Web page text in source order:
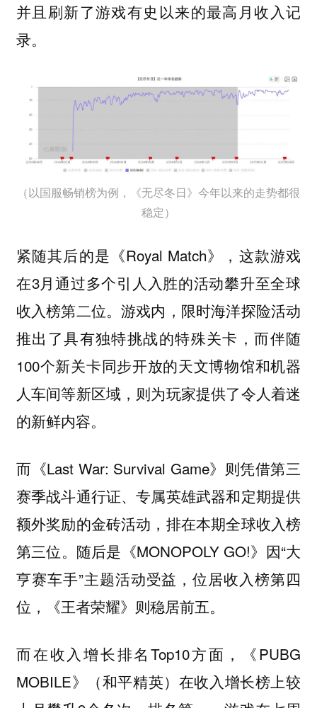
并且刷新了游戏有史以来的最高月收入记
录。
（以国服畅销榜为例，《无尽冬日》今年以来的走势都很
稳定）
紧随其后的是《Royal Match》，这款游戏
在3月通过多个引人入胜的活动攀升至全球
收入榜第二位。游戏内，限时海洋探险活动
推出了具有独特挑战的特殊关卡，而伴随
100个新关卡同步开放的天文博物馆和机器
人车间等新区域，则为玩家提供了令人着迷
的新鲜内容。
而《Last War: Survival Game》则凭借第三
赛季战斗通行证、专属英雄武器和定期提供
额外奖励的金砖活动，排在本期全球收入榜
第三位。随后是《MONOPOLY GO!》因“大
亨赛车手”主题活动受益，位居收入榜第四
位，《王者荣耀》则稳居前五。
而在收入增长排名Top10方面，《PUBG
MOBILE》（和平精英）在收入增长榜上较